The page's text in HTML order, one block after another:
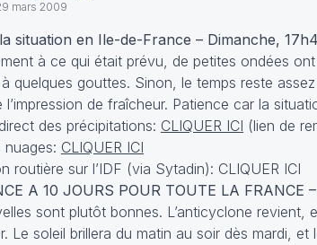
mars 2009
situation en Ile-de-France – Dimanche,
à ce qui était prévu, de petites ondées
quelques gouttes. Sinon, le temps reste
l’impression de fraîcheur. Patience car la
des précipitations: CLIQUER ICI (lien de
nuages: CLIQUER ICI
routière sur l’IDF (via Sytadin): CLIQUER ICI
A 10 JOURS POUR TOUTE LA FRANCE
sont plutôt bonnes. L’anticyclone
Le soleil brillera du matin au soir dès mardi,